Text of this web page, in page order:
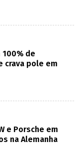
de
crava pole em
e Porsche em
na Alemanha